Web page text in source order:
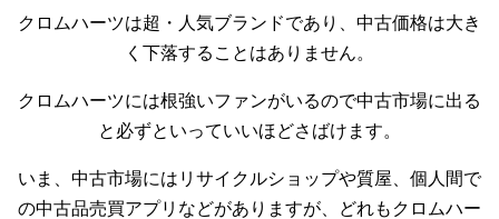
クロムハーツは超・人気ブランドであり、中古価格は大き
く下落することはありません。
クロムハーツには根強いファンがいるので中古市場に出る
と必ずといっていいほどさばけます。
いま、中古市場にはリサイクルショップや質屋、個人間で
の中古品売買アプリなどがありますが、どれもクロムハー